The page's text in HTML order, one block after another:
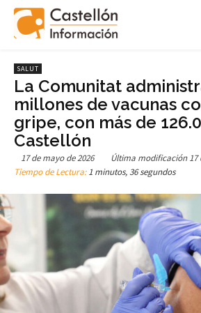
SALUT
La Comunitat
millones de vacunas
gripe, con más de
Castellón
17 de mayo de 2026 Última modificación 17
Tiempo de Lectura:1 minutos, 36 segundos